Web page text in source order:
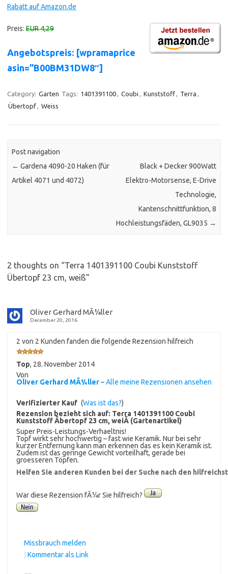
Rabatt auf Amazon.de
Preis: EUR 4,29
Angebotspreis: [wpramaprice
asin=”B00BM31DW8″]
Category: Garten Tags: 1401391100, Coubi , Kunststoff, Terra ,
Übertopf, Weiss
Post navigation
← Gardena 4090-20 Haken (für
Artikel 4071 und 4072)
Black + Decker 900Watt
Elektro-Motorsense, E-Drive
Technologie,
Kantenschnittfunktion, 8
Hochleistungsfäden, GL9035 →
2 thoughts on “Terra 1401391100 Coubi Kunststoff
Übertopf 23 cm, weiß”
Oliver Gerhard MÃ¼ller
December 20, 2016
2 von 2 Kunden fanden die folgende Rezension hilfreich
Top, 28. November 2014
Von
Oliver Gerhard MÃ¼ller–Alle meine Rezensionen ansehen
Verifizierter Kauf (Was ist das?)
Rezension bezieht sich auf: Terra 1401391100 Coubi
Kunststoff Ãbertopf 23 cm, weiÃ (Gartenartikel)
Super Preis-Leistungs-Verhaeltnis!
Topf wirkt sehr hochwertig – fast wie Keramik. Nur bei sehr
kurzer Entfernung kann man erkennen das es kein Keramik ist.
Zudem ist das geringe Gewicht vorteilhaft, gerade bei
groesseren Töpfen.
Helfen Sie anderen Kunden bei der Suche nach den
War diese Rezension fÃ¼r Sie hilfreich?
Missbrauch melden
Kommentar als Link